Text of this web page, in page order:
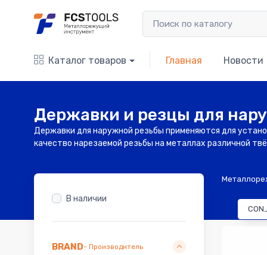
Каталог товаров Главная Новости
Державки и резцы для
Державки для наружной резьбы применяются для
качество нарезаемой резьбы на металлах различной
В наличии
BRAND- Производитель